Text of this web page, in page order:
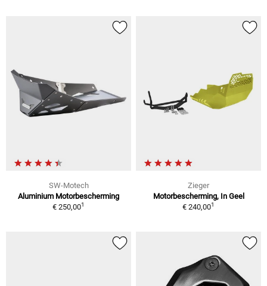
SW-Motech
Aluminium Motorbescherming
€ 250,001
Zieger
Motorbescherming, In Geel
€ 240,001